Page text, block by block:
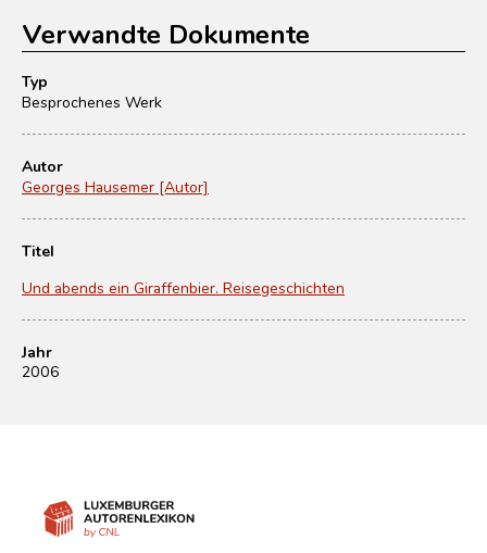
Verwandte Dokumente
Typ
Besprochenes Werk
Autor
Georges Hausemer [Autor]
Titel
Und abends ein Giraffenbier. Reisegeschichten
Jahr
2006